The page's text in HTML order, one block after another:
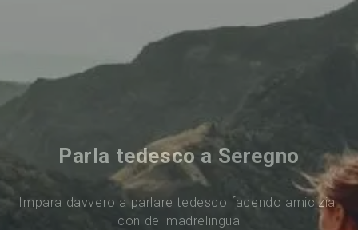
Parla tedesco a Seregno
Impara davvero a parlare tedesco facendo amicizia
con dei madrelingua